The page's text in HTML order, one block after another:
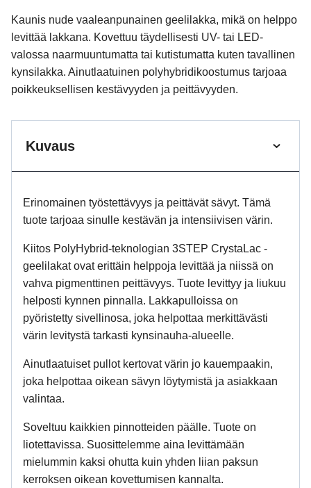
Kaunis nude vaaleanpunainen geelilakka, mikä on helppo
levittää lakkana. Kovettuu täydellisesti UV- tai LED-
valossa naarmuuntumatta tai kutistumatta kuten tavallinen
kynsilakka. Ainutlaatuinen polyhybridikoostumus tarjoaa
poikkeuksellisen kestävyyden ja peittävyyden.
Kuvaus
Erinomainen työstettävyys ja peittävät sävyt. Tämä
tuote tarjoaa sinulle kestävän ja intensiivisen värin.
Kiitos PolyHybrid-teknologian 3STEP CrystaLac -
geelilakat ovat erittäin helppoja levittää ja niissä on
vahva pigmenttinen peittävyys. Tuote levittyy ja liukuu
helposti kynnen pinnalla. Lakkapulloissa on
pyöristetty sivellinosa, joka helpottaa merkittävästi
värin levitystä tarkasti kynsinauha-alueelle.
Ainutlaatuiset pullot kertovat värin jo kauempaakin,
joka helpottaa oikean sävyn löytymistä ja asiakkaan
valintaa.
Soveltuu kaikkien pinnotteiden päälle. Tuote on
liotettavissa. Suosittelemme aina levittämään
mielummin kaksi ohutta kuin yhden liian paksun
kerroksen oikean kovettumisen kannalta.